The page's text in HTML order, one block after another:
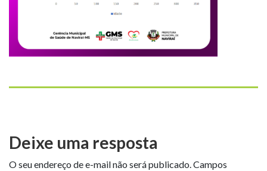
Deixe uma resposta
O seu endereço de e-mail não será publicado.Campos